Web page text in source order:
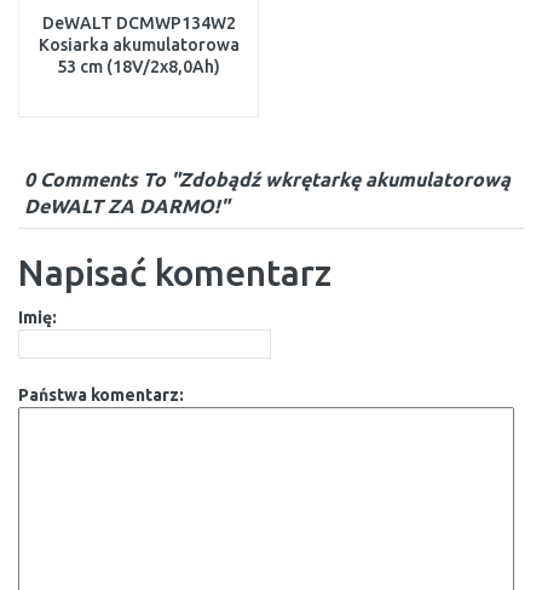
DeWALT DCMWP134W2
Kosiarka akumulatorowa
53 cm (18V/2x8,0Ah)
DO KOSZYKA
0 Comments To "Zdobądź wkrętarkę akumulatorową
DeWALT ZA DARMO!"
Napisać komentarz
Imię:
Państwa komentarz: